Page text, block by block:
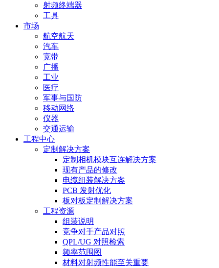
射频终端器
工具
市场
航空航天
汽车
宽带
广播
工业
医疗
军事与国防
移动网络
仪器
交通运输
工程中心
定制解决方案
定制相机模块互连解决方案
现有产品的修改
电缆组装解决方案
PCB 发射优化
板对板定制解决方案
工程资源
组装说明
竞争对手产品对照
QPL/UG 对照检索
频率范围图
材料对射频性能至关重要